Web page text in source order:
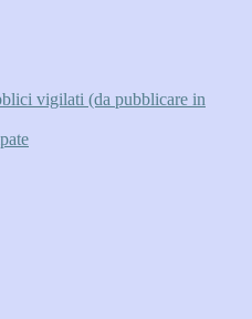
vigilati (da pubblicare in